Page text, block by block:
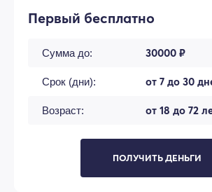
Первый бесплатно
Сумма до: 30000 ₽
Срок (дни): от 7 до 30
Возраст: от 18 до 72
ПОЛУЧИТЬ ДЕНЬГИ